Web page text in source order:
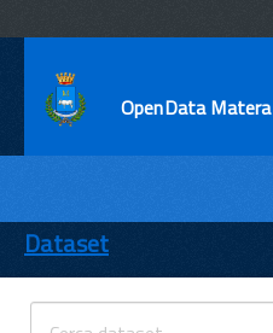
OpenData Matera
ENTI
TEMI
INFORMAZIONI
Dataset